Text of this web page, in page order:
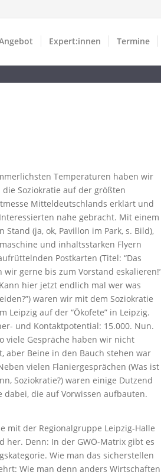
Expert:innen Termine
Temperaturen haben wir
die Soziokratie auf der größten
Mitteldeutschlands erklärt und
nahe gebracht. Mit einem
Stand (ja, ok, Pavillon im Park, s. Bild),
und inhaltsstarken Flyern
Postkarten (Titel: “Das
wir gerne bis zum Vorstand
hier jetzt endlich mal wer was
waren wir mit dem Soziokratie
Leipzig auf der “Ökofete” in Leipzig.
und Kontaktpotential: 15.000. Nun.
viele Gespräche haben wir nicht
aber Beine in den Bauch stehen war
vielen Flaniergesprächen (Was ist
Soziokratie?) waren einige Dutzend
dabei, die auf Vorwissen aufbauten.
mit der Regionalgruppe Leipzig-Halle
Denn: In der GWÖ-Matrix gibt es
Wie man das sicherstellen
Wie man denn anders Wirtschaften